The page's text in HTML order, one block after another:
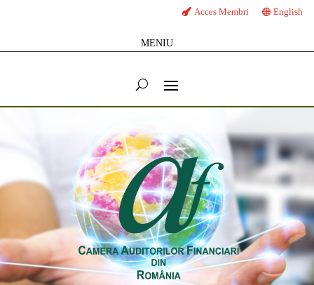
Acces Membri English
MENIU